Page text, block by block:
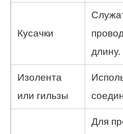
Кусачки
длину.
Изолента
или гильзы
Для